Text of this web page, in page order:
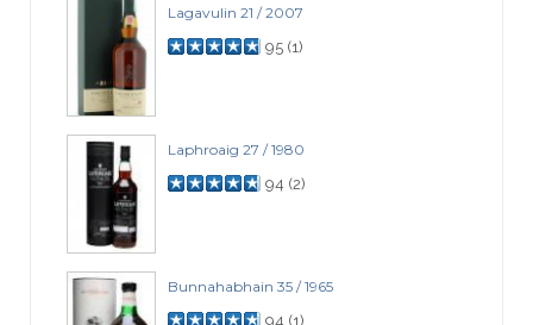
Lagavulin 21 / 2007
95 (1)
Laphroaig 27 / 1980
94 (2)
Bunnahabhain 35 / 1965
94 (1)